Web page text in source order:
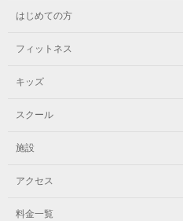
はじめての方
フィットネス
キッズ
スクール
施設
アクセス
料金一覧